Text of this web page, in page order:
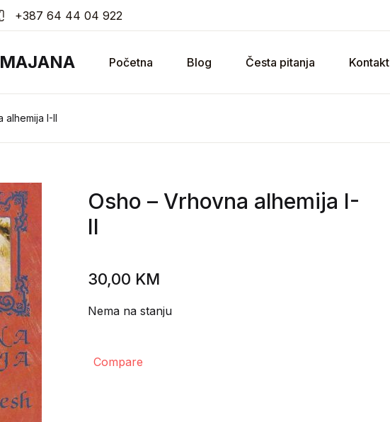
+387 64 44 04 922
Početna Blog Česta pitanja Kontakt
alhemija I-II
Osho – Vrhovna alhemija I-
II
30,00 KM
Nema na stanju
Compare